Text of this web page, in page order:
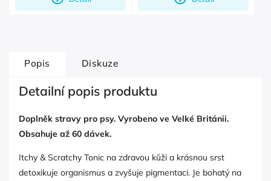
Popis Diskuze
Detailní popis produktu
Doplněk stravy pro psy. Vyrobeno ve Velké Británii.
Obsahuje až 60 dávek.
Itchy & Scratchy Tonic na zdravou kůži a krásnou srst
detoxikuje organismus a zvyšuje pigmentaci. Je bohatý na